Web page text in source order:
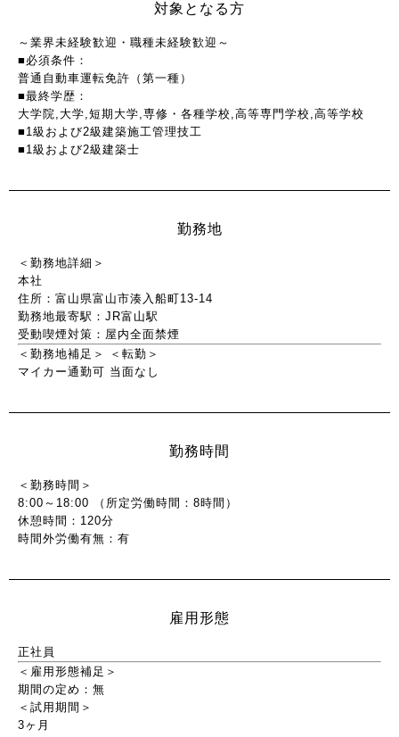
対象となる方
～業界未経験歓迎・職種未経験歓迎～
■必須条件：
普通自動車運転免許（第一種）
■最終学歴：
大学院,大学,短期大学,専修・各種学校,高等専門学校,高等学校
■1級および2級建築施工管理技工
■1級および2級建築士
勤務地
＜勤務地詳細＞
本社
住所：富山県富山市湊入船町13-14
勤務地最寄駅：JR富山駅
受動喫煙対策：屋内全面禁煙
＜勤務地補足＞
マイカー通勤可
＜転勤＞
当面なし
勤務時間
＜勤務時間＞
8:00～18:00 （所定労働時間：8時間）
休憩時間：120分
時間外労働有無：有
雇用形態
正社員
＜雇用形態補足＞
期間の定め：無
＜試用期間＞
3ヶ月